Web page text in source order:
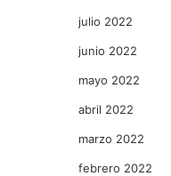
julio 2022
junio 2022
mayo 2022
abril 2022
marzo 2022
febrero 2022